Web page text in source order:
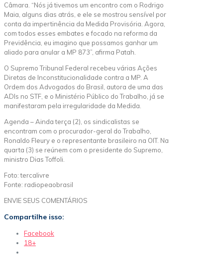
Câmara. “Nós já tivemos um encontro com o Rodrigo
Maia, alguns dias atrás, e ele se mostrou sensível por
conta da impertinência da Medida Provisória. Agora,
com todos esses embates e focado na reforma da
Previdência, eu imagino que possamos ganhar um
aliado para anular a MP 873”, afirma Patah.
O Supremo Tribunal Federal recebeu várias Ações
Diretas de Inconstitucionalidade contra a MP. A
Ordem dos Advogados do Brasil, autora de uma das
ADIs no STF, e o Ministério Público do Trabalho, já se
manifestaram pela irregularidade da Medida.
Agenda – Ainda terça (2), os sindicalistas se
encontram com o procurador-geral do Trabalho,
Ronaldo Fleury e o representante brasileiro na OIT. Na
quarta (3) se reúnem com o presidente do Supremo,
ministro Dias Toffoli.
Foto: tercalivre
Fonte: radiopeaobrasil
ENVIE SEUS COMENTÁRIOS
Compartilhe isso:
Facebook
18+